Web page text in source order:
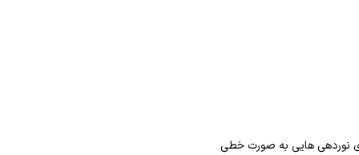
نوردهی هایی به صورت خطی